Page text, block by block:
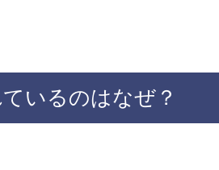
いるのはなぜ？